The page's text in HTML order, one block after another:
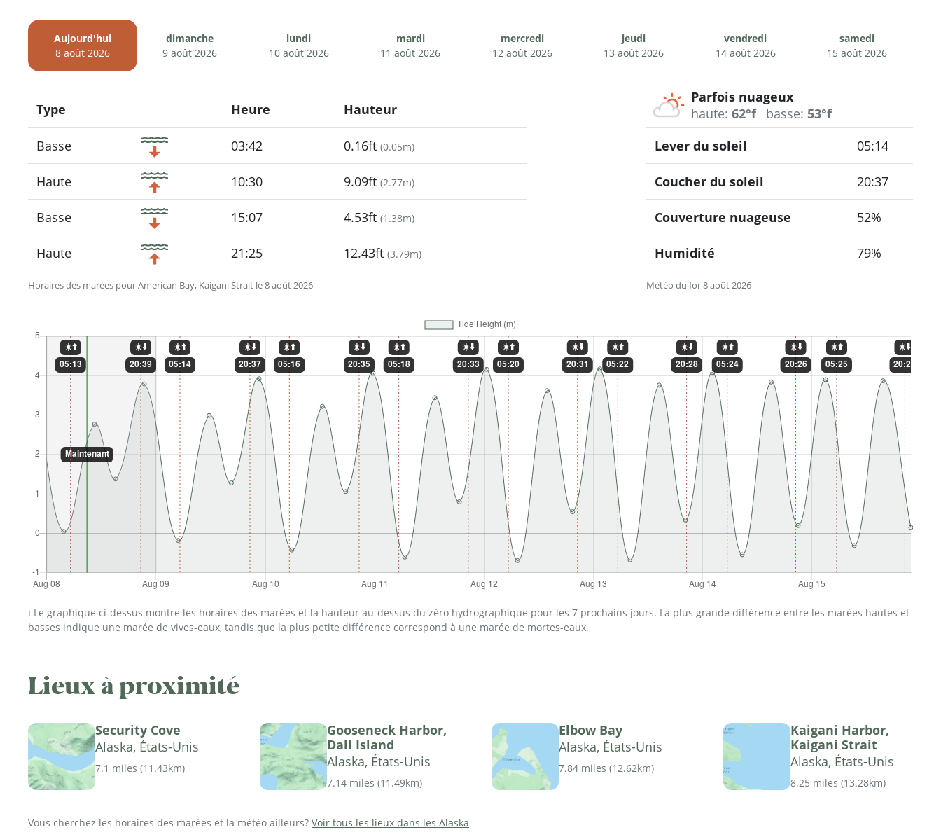
Aujourd'hui
8 août 2026
dimanche
9 août 2026
lundi
10 août 2026
mardi
11 août 2026
mercredi
12 août 2026
jeudi
13 août 2026
vendredi
14 août 2026
samedi
15 août 2026
Horaires des marées pour American Bay, Kaigani Strait le 8 août 2026
Type
Icon
Heure Hauteur
Basse 03:42 0.16ft (0.05m)
Haute 10:30 9.09ft (2.77m)
Basse 15:07 4.53ft (1.38m)
Haute 21:25 12.43ft (3.79m)
Parfois nuageux
haute: 62°f basse: 53°f
Météo du for 8 août 2026
Lever du soleil 05:14
Coucher du soleil 20:37
Couverture nuageuse 52%
Humidité 79%
ℹ️ Le graphique ci-dessus montre les horaires des marées et la hauteur au-dessus du zéro hydrographique pour les 7 prochains jours. La plus grande différence entre les marées hautes et
basses indique une marée de vives-eaux, tandis que la plus petite différence correspond à une marée de mortes-eaux.
Lieux à proximité
Security Cove
Alaska, États-Unis
7.1 miles (11.43km)
Gooseneck Harbor,
Dall Island
Alaska, États-Unis
7.14 miles (11.49km)
Elbow Bay
Alaska, États-Unis
7.84 miles (12.62km)
Kaigani Harbor,
Kaigani Strait
Alaska, États-Unis
8.25 miles (13.28km)
Vous cherchez les horaires des marées et la météo ailleurs? Voir tous les lieux dans les Alaska